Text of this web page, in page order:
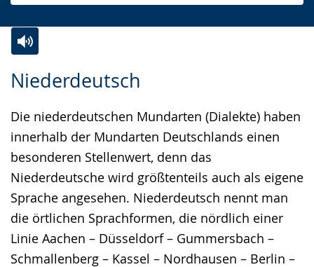
Niederdeutsch
Die niederdeutschen Mundarten (Dialekte) haben
innerhalb der Mundarten Deutschlands einen
besonderen Stellenwert, denn das
Niederdeutsche wird größtenteils auch als eigene
Sprache angesehen. Niederdeutsch nennt man
die örtlichen Sprachformen, die nördlich einer
Linie Aachen – Düsseldorf – Gummersbach –
Schmallenberg – Kassel – Nordhausen – Berlin –
Leichten
wechseln.
Audio-
Video
Deutscher
Gebärdensprache
wird
angezeigt.